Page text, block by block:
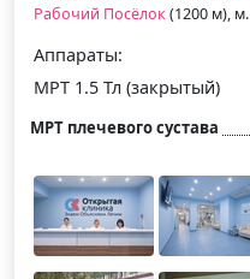
Рабочий Посёлок(1200 м), м.
Аппараты:
МРТ 1.5 Тл (закрытый)
МРТ плечевого сустава